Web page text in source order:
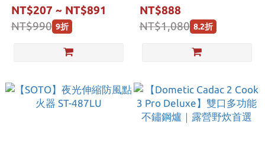
OP8017606｜
OP8017607｜
OP8017608｜
OP8019463
NT$207 ~ NT$891
NT$990 9折
489TB 金屬棕
NT$888
NT$1,080 8.2折